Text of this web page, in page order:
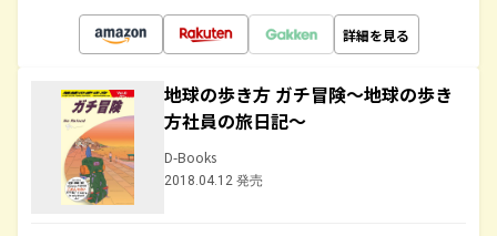
詳細を見る
地球の歩き方 ガチ冒険～地球の歩き
方社員の旅日記～
D-Books
2018.04.12 発売